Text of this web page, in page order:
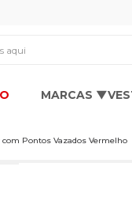
MARCAS ▼
Pontos Vazados Vermelho